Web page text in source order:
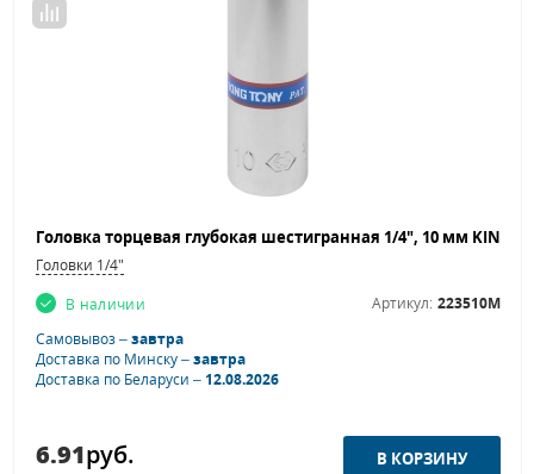
Головки 1/4"
В наличии
Артикул: 223510M
Самовывоз –завтра
Доставка по Минску –завтра
Доставка по Беларуси –12.08.2026
6.91руб.